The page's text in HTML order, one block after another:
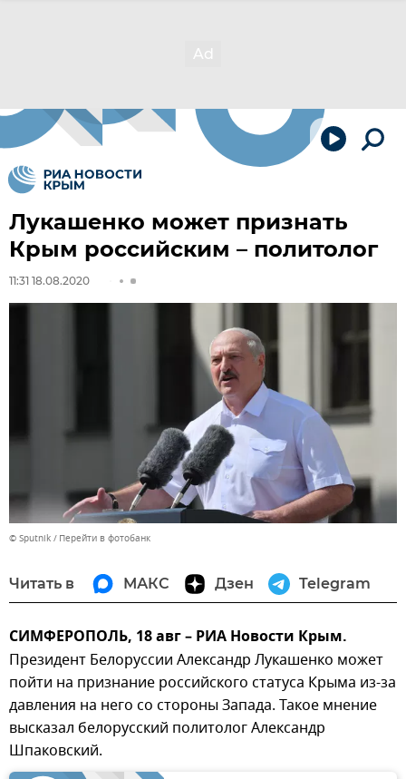
Лукашенко может признать
Крым российским – политолог
11:31 18.08.2020
© Sputnik Перейти в фотобанк
Читать в МАКС Дзен Telegram
СИМФЕРОПОЛЬ, 18 авг – РИА Новости Крым.
Президент Белоруссии Александр Лукашенко может
пойти на признание российского статуса Крыма из-за
давления на него со стороны Запада. Такое мнение
высказал белорусский политолог Александр
Шпаковский.